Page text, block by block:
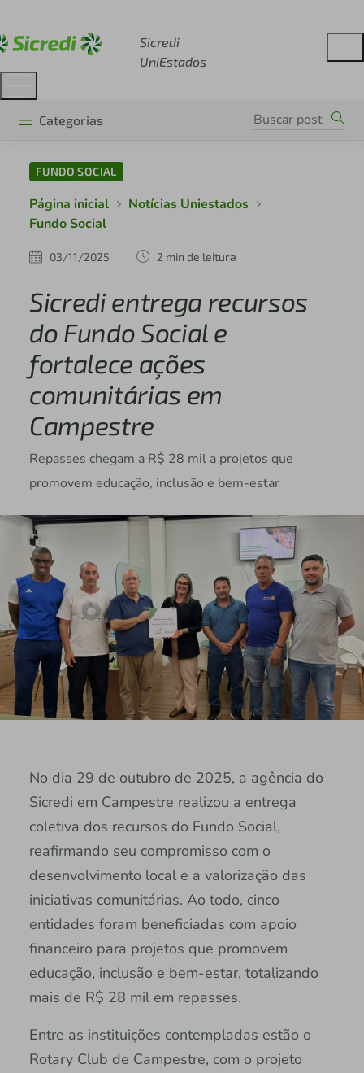
Sicredi
UniEstados
Categorias
FUNDO SOCIAL
Página inicial
Notícias Uniestados
Fundo Social
03/11/2025 2 min de leitura
Sicredi entrega recursos
do Fundo Social e
fortalece ações
comunitárias em
Campestre
Repasses chegam a R$ 28 mil a projetos que
promovem educação, inclusão e bem-estar
No dia 29 de outubro de 2025, a agência do
Sicredi em Campestre realizou a entrega
coletiva dos recursos do Fundo Social,
reafirmando seu compromisso com o
desenvolvimento local e a valorização das
iniciativas comunitárias. Ao todo, cinco
entidades foram beneficiadas com apoio
financeiro para projetos que promovem
educação, inclusão e bem-estar, totalizando
mais de R$ 28 mil em repasses.
Entre as instituições contempladas estão o
Rotary Club de Campestre, com o projeto